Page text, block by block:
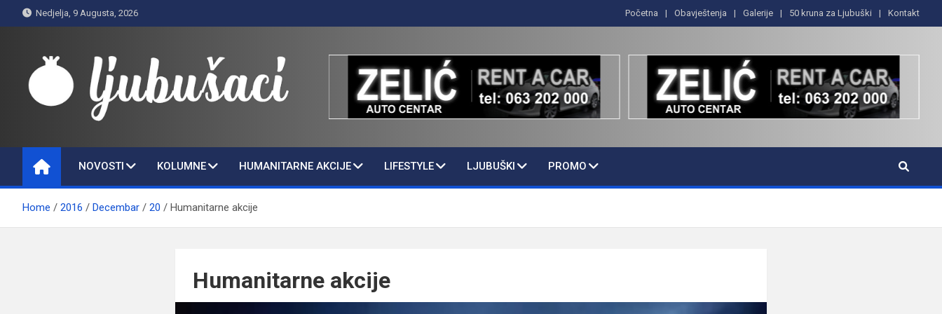
to
Nedjelja, 9 Augusta, 2026 Početna Obavještenja Galerije 50 kruna za Ljubuški Kontakt
Ljubušaci
NOVOSTI KOLUMNE HUMANITARNE AKCIJE LIFESTYLE LJUBUŠKI PROMO
Home 2016 Decembar 20 Humanitarne akcije
Humanitarne akcije